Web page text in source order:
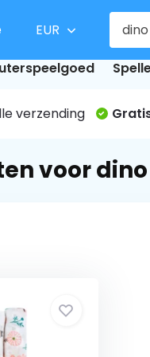
EUR
verzending
voor dino